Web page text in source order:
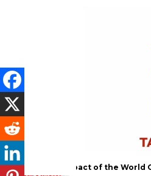
Impact of the World Cup